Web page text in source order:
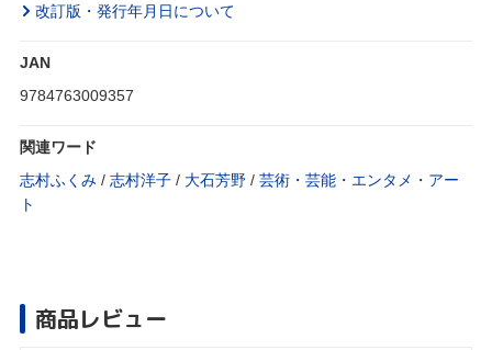
改訂版・発行年月日について
JAN
9784763009357
関連ワード
志村ふくみ / 志村洋子 / 大石芳野 / 芸術・芸能・エンタメ・アー
ト
商品レビュー